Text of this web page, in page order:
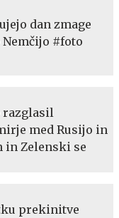
dan zmage
#foto
razglasil
med Rusijo in
in Zelenski se
prekinitve